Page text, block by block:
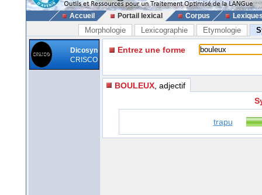
Accueil Portail lexical Corpus
Morphologie Lexicographie Etymologie
Dicosyn
CRISCO
Entrez une forme
BOULEUX , adjectif
trapu